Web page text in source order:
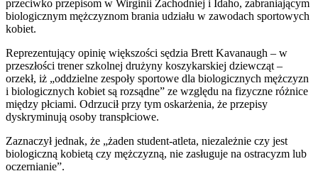
przeciwko przepisom w Wirginii Zachodniej i Idaho, zabraniającym
biologicznym mężczyznom brania udziału w zawodach sportowych
kobiet.
Reprezentujący opinię większości sędzia Brett Kavanaugh – w
przeszłości trener szkolnej drużyny koszykarskiej dziewcząt –
orzekł, iż „oddzielne zespoły sportowe dla biologicznych mężczyzn
i biologicznych kobiet są rozsądne” ze względu na fizyczne różnice
między płciami. Odrzucił przy tym oskarżenia, że przepisy
dyskryminują osoby transpłciowe.
Zaznaczył jednak, że „żaden student-atleta, niezależnie czy jest
biologiczną kobietą czy mężczyzną, nie zasługuje na ostracyzm lub
oczernianie”.